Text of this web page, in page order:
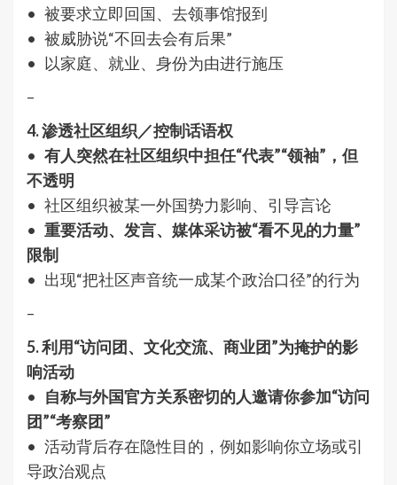
• 被要求立即回国、去领事馆报到
• 被威胁说“不回去会有后果”
• 以家庭、就业、身份为由进行施压
–
4. 渗透社区组织／控制话语权
• 有人突然在社区组织中担任“代表”“领袖”，但
不透明
• 社区组织被某一外国势力影响、引导言论
• 重要活动、发言、媒体采访被“看不见的力量”
限制
• 出现“把社区声音统一成某个政治口径”的行为
–
5. 利用“访问团、文化交流、商业团”为掩护的影
响活动
• 自称与外国官方关系密切的人邀请你参加“访问
团”“考察团”
• 活动背后存在隐性目的，例如影响你立场或引
导政治观点